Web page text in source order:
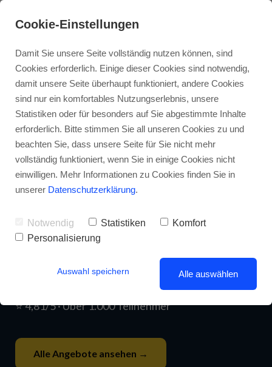
MAXIM`S PORTRAIT
AKADEMIE
Dein Weg zum erkennbaren Portrait.
Als europaweit gebuchter Portrait-Zeichner
Mit Kunden wie: · Warner Bros. · Blizzard · SAP ·
Starbucks, Pixum uvm.
Es ist bewusstes Sehen. Und Sehen ist
⭐ 4,81/5 · Über 1.000 Teilnehmer
Alle Angebote ansehen →
Cookie-Einstellungen
Damit Sie unsere Seite vollständig nutzen können, sind
Cookies erforderlich. Einige dieser Cookies sind notwendig,
damit unsere Seite überhaupt funktioniert, andere Cookies
sind nur ein komfortables Nutzungserlebnis, unsere
Statistiken oder für besonders auf Sie abgestimmte Inhalte
erforderlich. Bitte stimmen Sie all unseren Cookies zu und
beachten Sie, dass unsere Seite für Sie nicht mehr
vollständig funktioniert, wenn Sie in einige Cookies nicht
einwilligen. Mehr Informationen zu Cookies finden Sie in
unserer Datenschutzerklärung.
Notwendig Statistiken
Komfort
Personalisierung
Auswahl speichern Alle auswählen